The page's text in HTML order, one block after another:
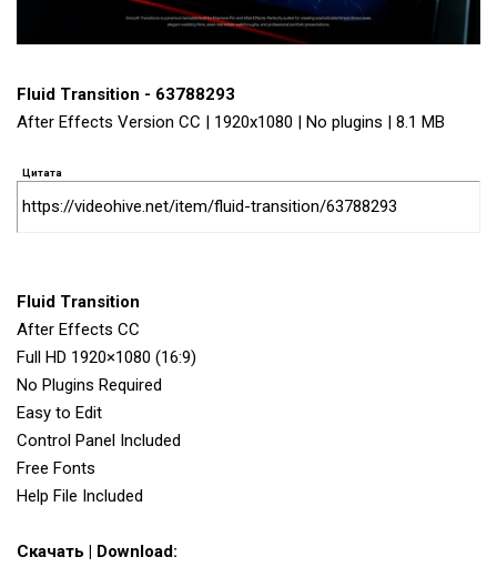
Fluid Transition - 63788293
After Effects Version CC | 1920x1080 | No plugins | 8.1 MB
Цитата
https://videohive.net/item/fluid-transition/63788293
Fluid Transition
After Effects CC
Full HD 1920×1080 (16:9)
No Plugins Required
Easy to Edit
Control Panel Included
Free Fonts
Help File Included
Скачать | Download: